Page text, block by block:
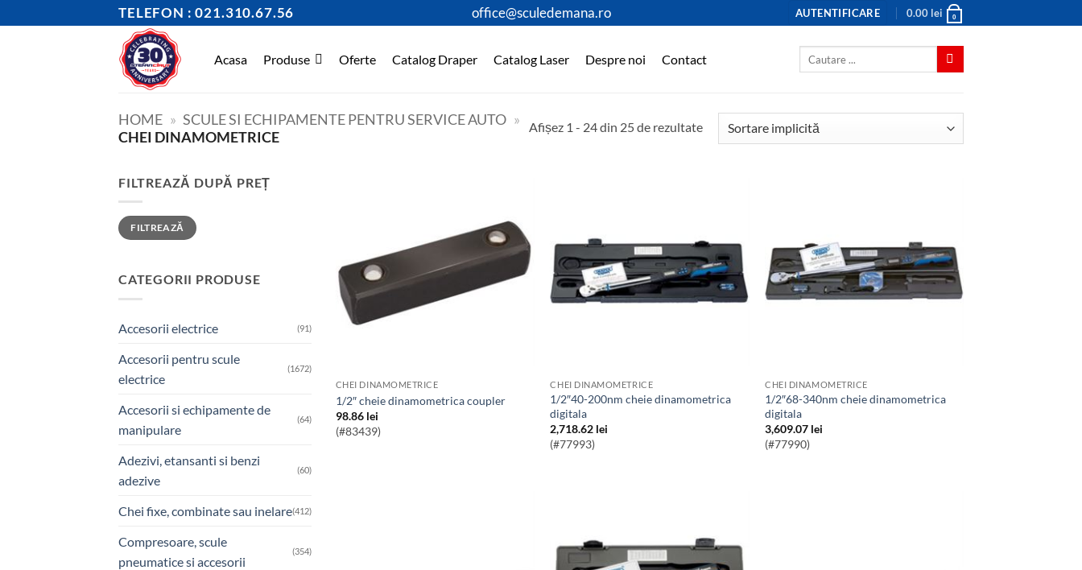
to
TELEFON : 021.310.67.56 office@sculedemana.ro AUTENTIFICARE 0.00 lei 0
Acasa Produse Oferte Catalog Draper Catalog Laser Despre noi Contact
HOME » SCULE SI ECHIPAMENTE PENTRU SERVICE AUTO »
CHEI DINAMOMETRICE
Afișez 1 - 24 din 25 de rezultate
FILTREAZĂ DUPĂ PREȚ
Preț
minim
Preț
maxim
FILTREAZĂ
CATEGORII PRODUSE
Accesorii electrice (91)
Accesorii pentru scule
electrice
(1672)
Accesorii si echipamente de
manipulare
(64)
Adezivi, etansanti si benzi
adezive
(60)
Chei fixe, combinate sau inelare(412)
Compresoare, scule
pneumatice si accesorii
(354)
CHEI DINAMOMETRICE
1/2″ cheie dinamometrica coupler
98.86 lei
(#83439)
CHEI DINAMOMETRICE
1/2″40-200nm cheie dinamometrica
digitala
2,718.62 lei
(#77993)
CHEI DINAMOMETRICE
1/2″68-340nm cheie dinamometrica
digitala
3,609.07 lei
(#77990)